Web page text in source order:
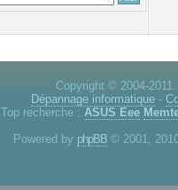
Copyright © 2004-
Dépannage informatique -
Top recherche : ASUS Eee
Powered by phpBB © 2001,